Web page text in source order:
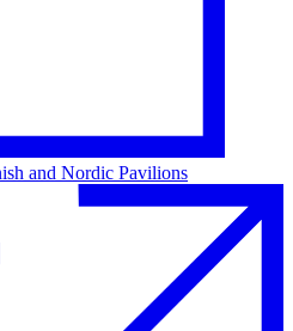
and Nordic Pavilions